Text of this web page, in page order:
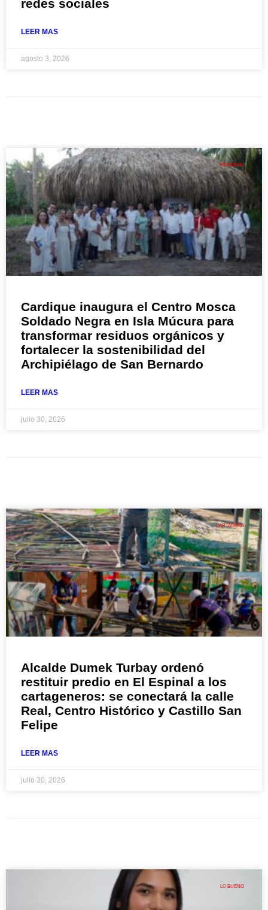
redes sociales
LEER MAS
agosto 3, 2026
REGIONAL
Cardique inaugura el Centro Mosca
Soldado Negra en Isla Múcura para
transformar residuos orgánicos y
fortalecer la sostenibilidad del
Archipiélago de San Bernardo
LEER MAS
julio 30, 2026
CARTAGENA
Alcalde Dumek Turbay ordenó
restituir predio en El Espinal a los
cartageneros: se conectará la calle
Real, Centro Histórico y Castillo San
Felipe
LEER MAS
julio 30, 2026
LO BUENO